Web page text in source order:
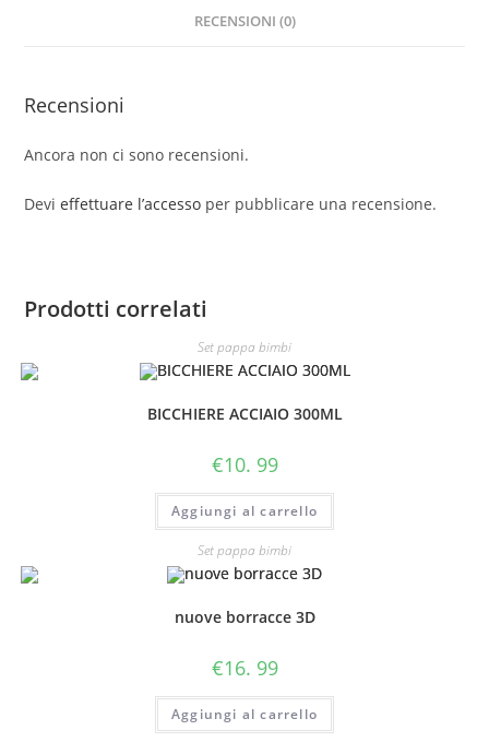
RECENSIONI (0)
Recensioni
Ancora non ci sono recensioni.
Devieffettuare l’accesso per pubblicare una recensione.
Prodotti correlati
Set pappa bimbi
BICCHIERE ACCIAIO 300ML
€10. 99
Aggiungi al carrello
Set pappa bimbi
nuove borracce 3D
€16. 99
Aggiungi al carrello